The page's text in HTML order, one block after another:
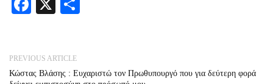
PREVIOUS ARTICLE
Κώστας Βλάσης : Ευχαριστώ τον Πρωθυπουργό που για δεύτερη φορά